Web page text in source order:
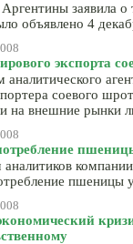
заявила
объявлено 4
экспорта
аналитического
соевого
на внешние рынки
пшеницы